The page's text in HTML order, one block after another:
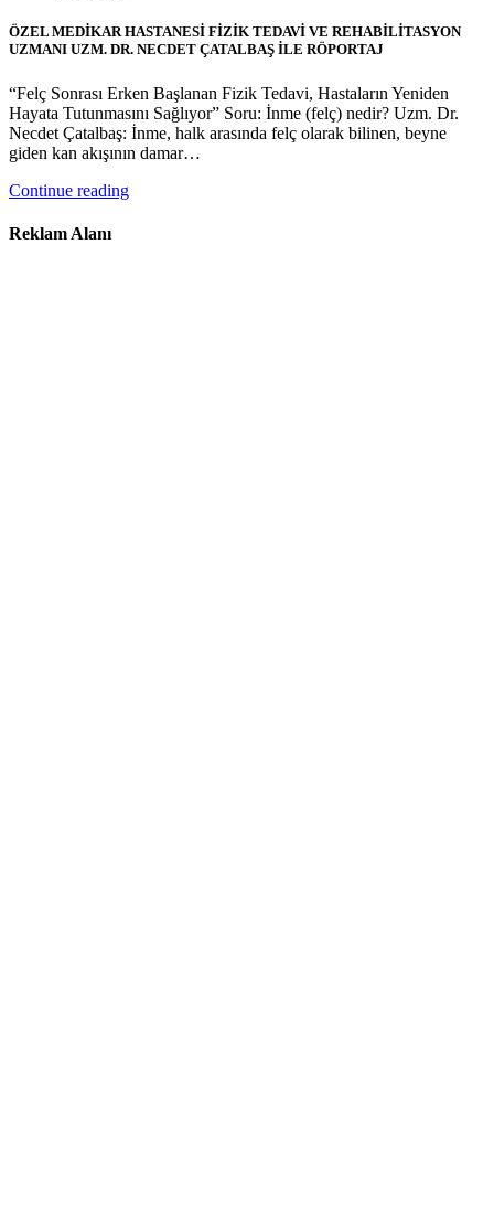
ÖZEL MEDİKAR HASTANESİ FİZİK TEDAVİ VE REHABİLİTASYON
UZMANI UZM. DR. NECDET ÇATALBAŞ İLE RÖPORTAJ
“Felç Sonrası Erken Başlanan Fizik Tedavi, Hastaların Yeniden
Hayata Tutunmasını Sağlıyor” Soru: İnme (felç) nedir? Uzm. Dr.
Necdet Çatalbaş: İnme, halk arasında felç olarak bilinen, beyne
giden kan akışının damar…
Continue reading
Reklam Alanı